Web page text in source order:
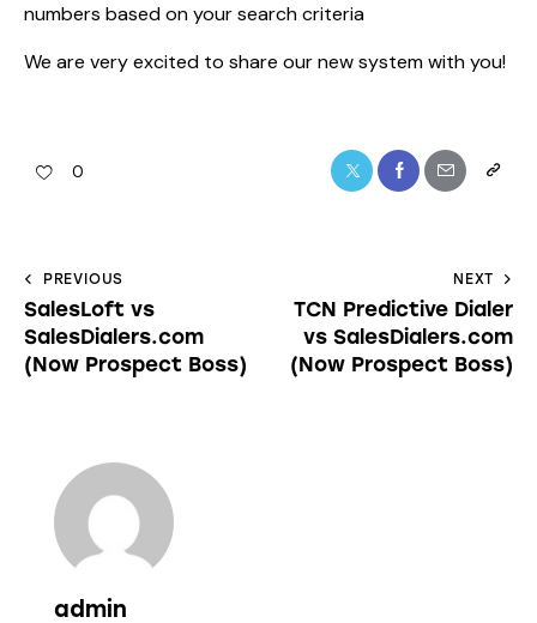
numbers based on your search criteria
We are very excited to share our new system with you!
0
PREVIOUS
SalesLoft vs
SalesDialers.com
(Now Prospect Boss)
NEXT
TCN Predictive Dialer
vs SalesDialers.com
(Now Prospect Boss)
admin